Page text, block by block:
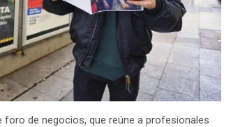
de negocios, que reúne a profesionales